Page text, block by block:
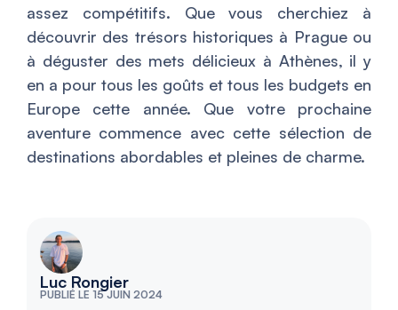
assez compétitifs. Que vous cherchiez à
découvrir des trésors historiques à Prague ou
à déguster des mets délicieux à Athènes, il y
en a pour tous les goûts et tous les budgets en
Europe cette année. Que votre prochaine
aventure commence avec cette sélection de
destinations abordables et pleines de charme.
Luc Rongier
PUBLIÉ LE 15 JUIN 2024